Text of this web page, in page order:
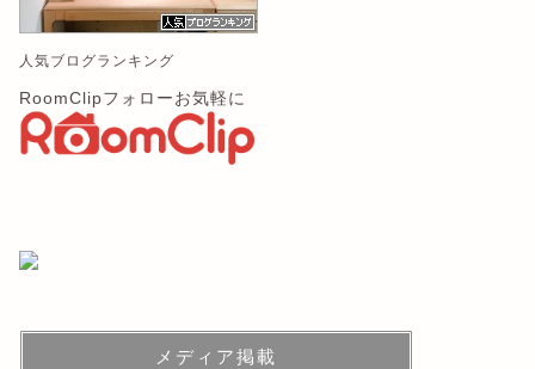
人気ブログランキング
RoomClipフォローお気軽に
メディア掲載